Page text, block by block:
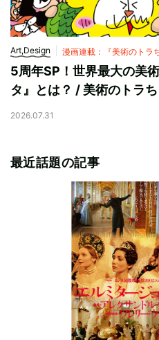
Art,Design 漫画連載：『美術のトラ
5周年SP！世界最大の美
タ』とは？ / 美術のトラ
2026.07.31
最近話題の記事